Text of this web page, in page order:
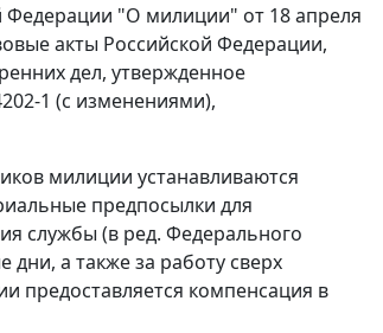
Федерации "О милиции" от 18 апреля
акты Российской Федерации,
дел, утвержденное
1 (с изменениями),
милиции устанавливаются
предпосылки для
службы (в ред. Федерального
а также за работу сверх
предоставляется компенсация в